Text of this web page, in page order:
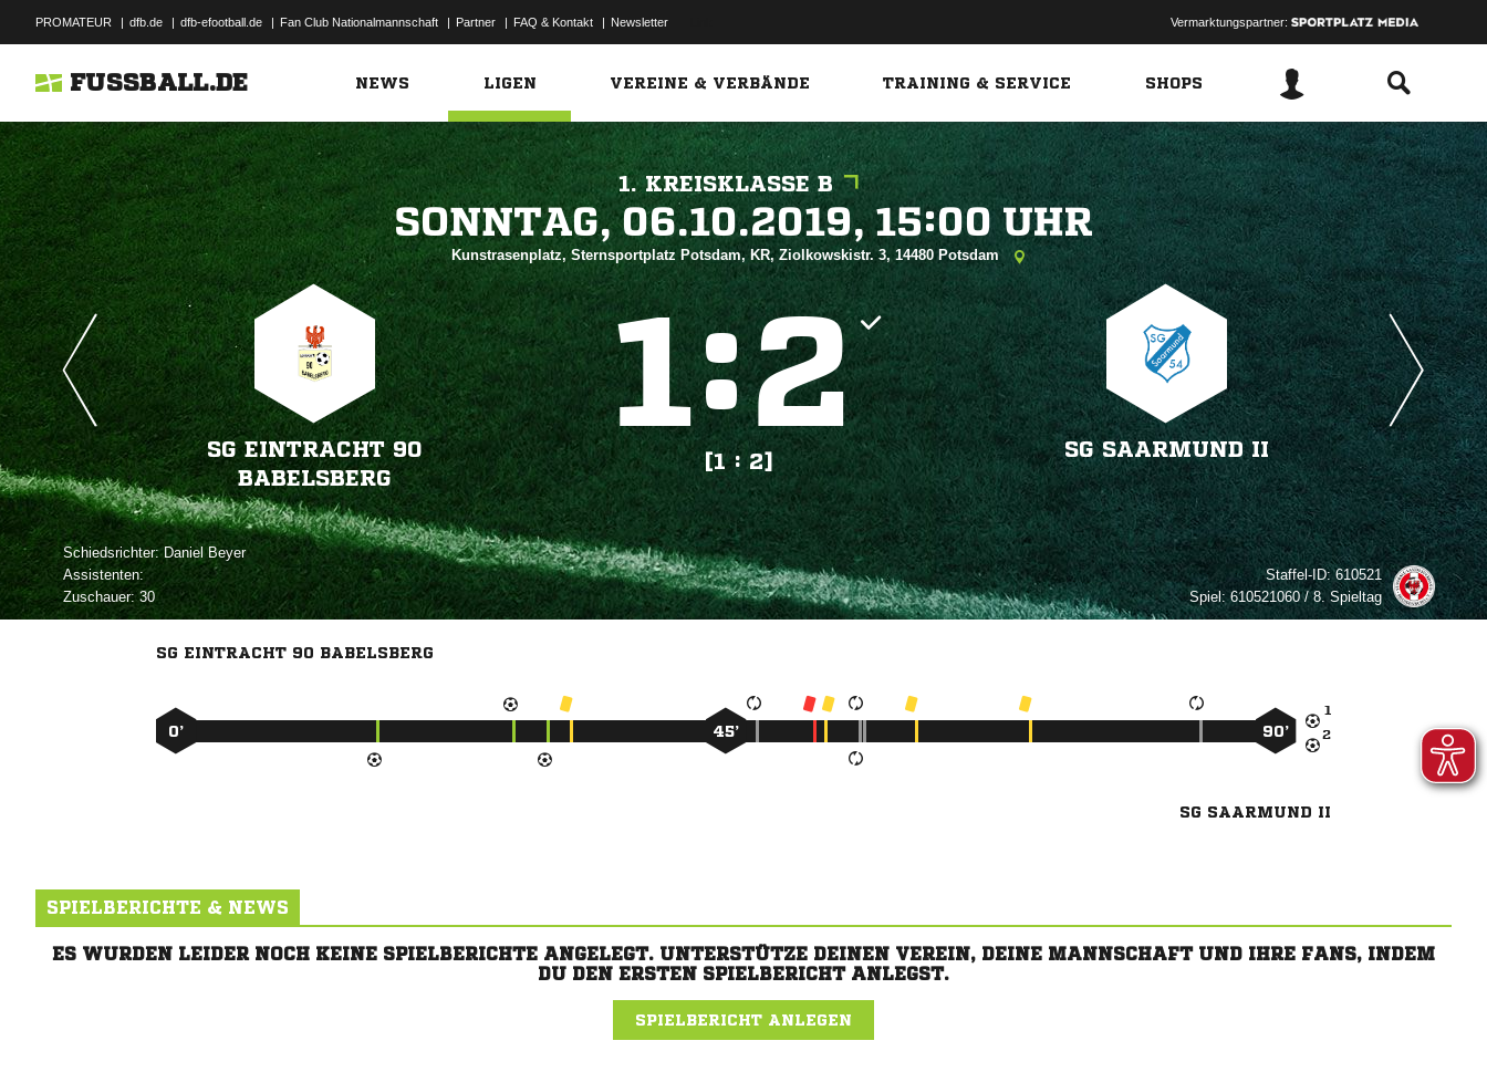
PROMATEUR | dfb.de | dfb-efootball.de | Fan Club Nationalmannschaft | Partner | FAQ & Kontakt | Newsletter Vermarktungspartner:
FUSSBALL.DE NEWS LIGEN VEREINE & VERBÄNDE TRAINING & SERVICE SHOPS
1. KREISKLASSE B
   
Kunstrasenplatz, Sternsportplatz Potsdam, KR, Ziolkowskistr. 3, 14480 Potsdam
SG EINTRACHT 90
BABELSBERG
:
[1 : 2]
SG SAARMUND II
Schiedsrichter: 
Assistenten:
Zuschauer:30
Staffel-ID:610521
Spiel:610521060 / 8. Spieltag
SG EINTRACHT 90 BABELSBERG


0’ 45’ 90’
SG SAARMUND II
SPIELBERICHTE & NEWS
ES WURDEN LEIDER NOCH KEINE SPIELBERICHTE ANGELEGT. UNTERSTÜTZE DEINEN VEREIN, DEINE MANNSCHAFT UND IHRE FANS, INDEM
DU DEN ERSTEN SPIELBERICHT ANLEGST.
SPIELBERICHT ANLEGEN